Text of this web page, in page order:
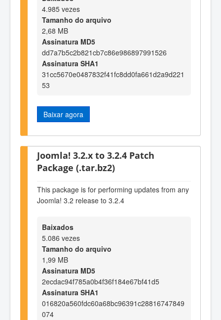
4.985 vezes
Tamanho do arquivo
2,68 MB
Assinatura MD5
dd7a7b5c2b821cb7c86e986897991526
Assinatura SHA1
31cc5670e0487832f41fc8dd0fa661d2a9d221
53
Baixar agora
Joomla! 3.2.x to 3.2.4 Patch
Package (.tar.bz2)
This package is for performing updates from any
Joomla! 3.2 release to 3.2.4
Baixados
5.086 vezes
Tamanho do arquivo
1,99 MB
Assinatura MD5
2ecdac94f785a0b4f36f184e67bf41d5
Assinatura SHA1
016820a560fdc60a68bc96391c28816747849
074